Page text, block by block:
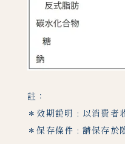
註：
＊效期說明 : 以消費者
＊保存條件 : 請保存於